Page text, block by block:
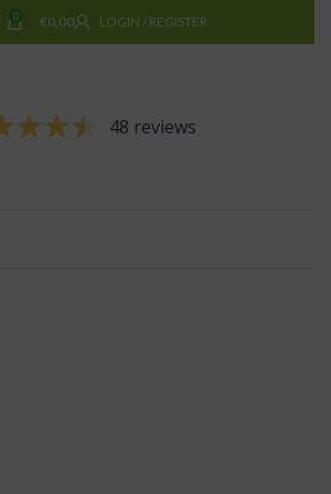
0 €0,00 LOGIN / REGISTER
48 reviews